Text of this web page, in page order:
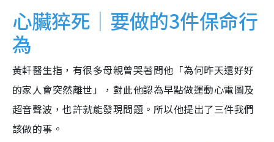
心臟猝死｜要做的3件保命行
為
黃軒醫生指，有很多母親曾哭著問他「為何昨天還好好
的家人會突然離世」，對此他認為早點做運動心電圖及
超音聲波，也許就能發現問題。所以他提出了三件我們
該做的事。